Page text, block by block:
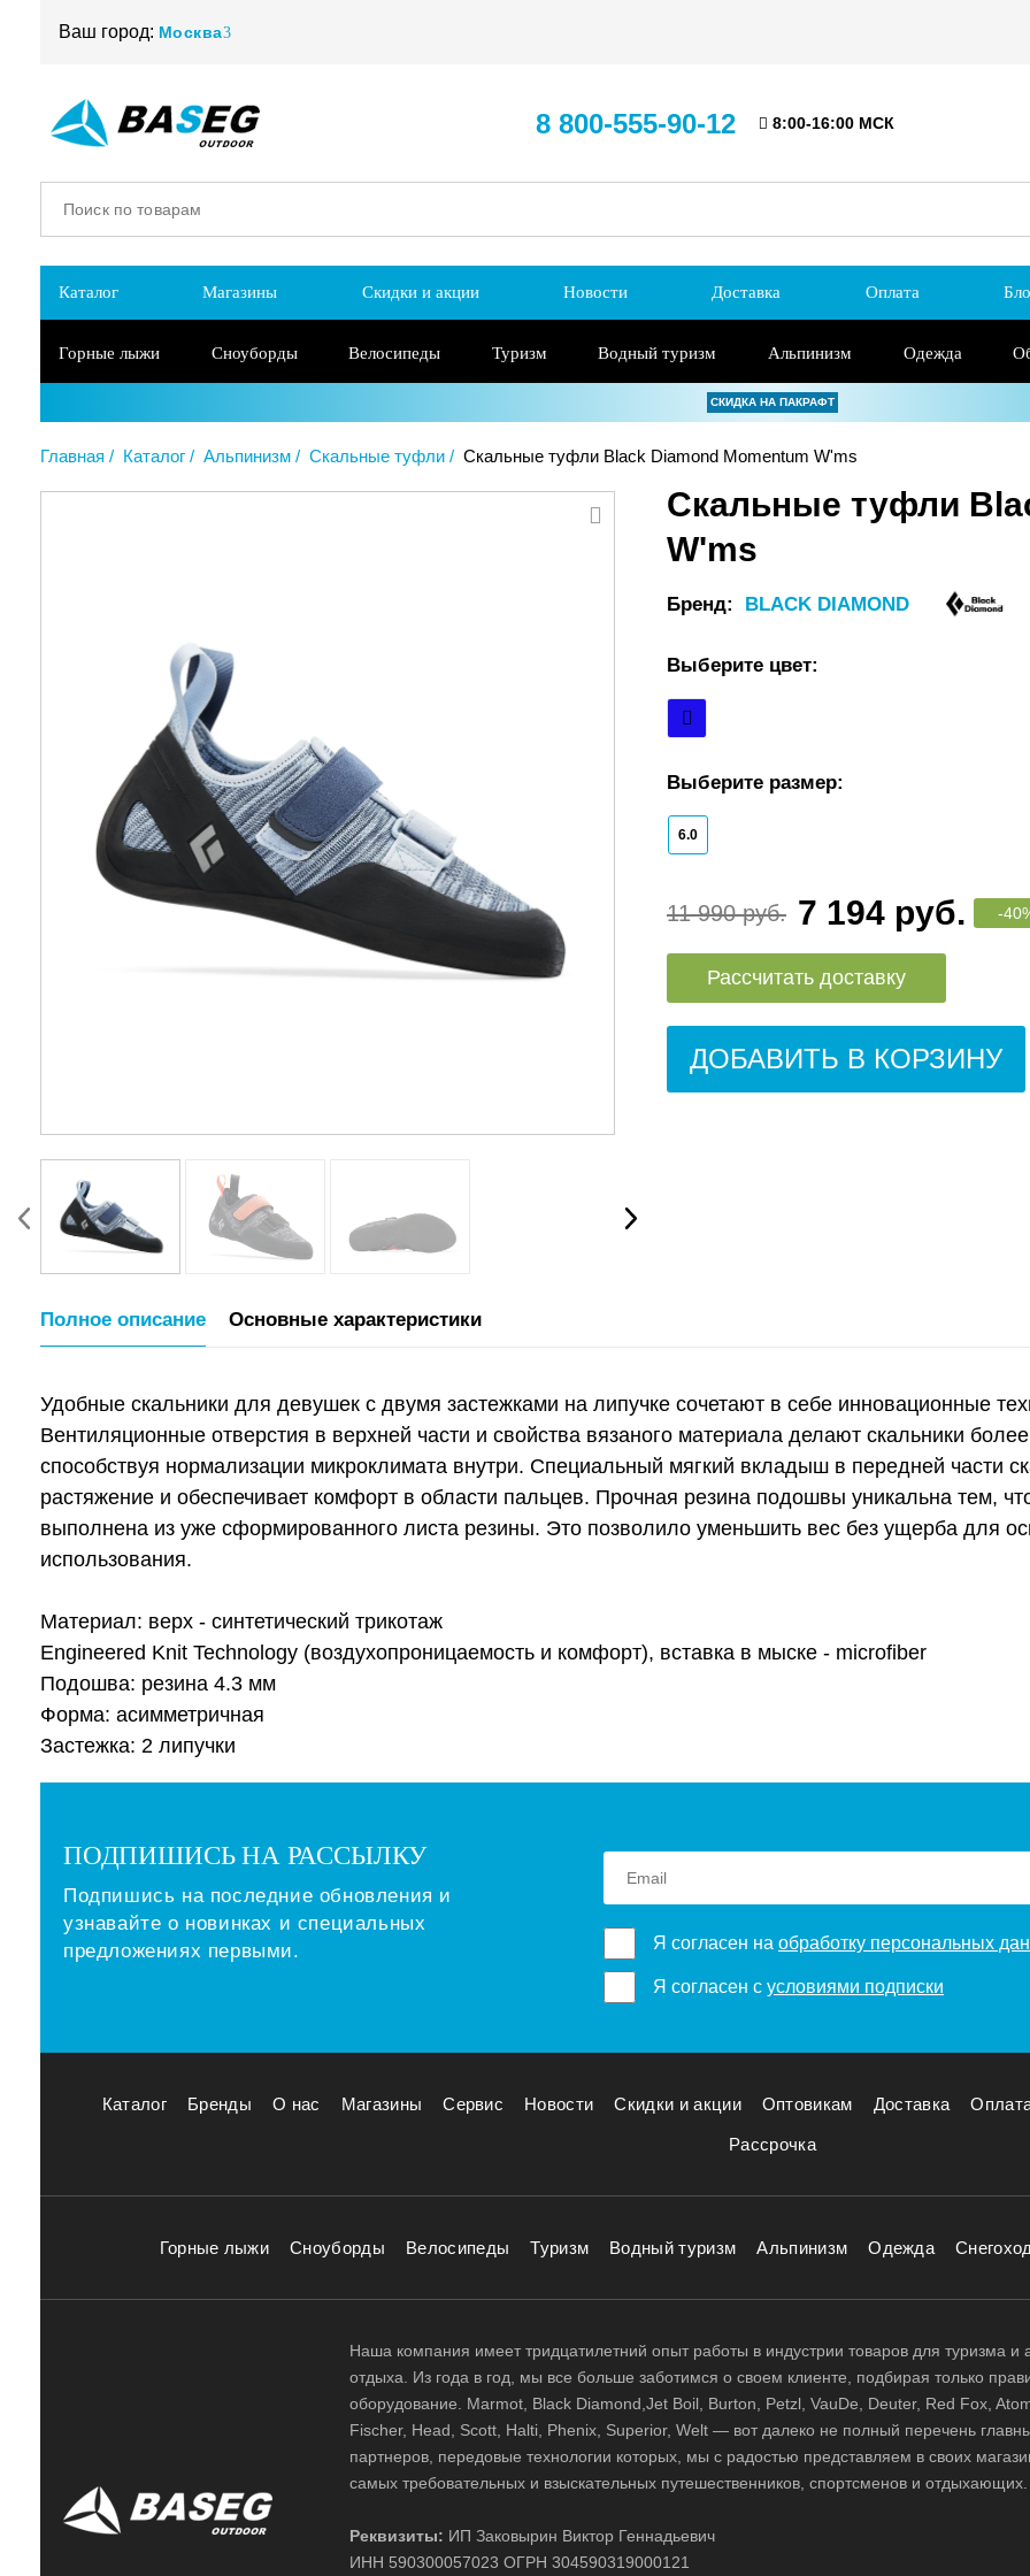
Ваш город: Москва
8 800-555-90-12 8:00-16:00 МСК
Каталог Магазины Скидки и акции Новости Доставка Оплата
Горные лыжи Сноуборды Велосипеды Туризм Водный туризм Альпинизм Одежда
СКИДКА НА ПАКРАФТ
Главная Каталог Альпинизм Скальные туфли Скальные туфли Black Diamond Momentum W'ms
Скальные туфли
W'ms
Бренд: BLACK DIAMOND
Выберите цвет:
Выберите размер:
6.0
11 990 руб. 7 194 руб. -
Рассчитать доставку
ДОБАВИТЬ В КОРЗИНУ
Полное описание Основные характеристики
Удобные скальники для девушек с двумя застежками на липучке сочетают в себе инновационные
Вентиляционные отверстия в верхней части и свойства вязаного материала делают скальники
способствуя нормализации микроклимата внутри. Специальный мягкий вкладыш в передней части
растяжение и обеспечивает комфорт в области пальцев. Прочная резина подошвы уникальна тем,
выполнена из уже сформированного листа резины. Это позволило уменьшить вес без ущерба для
использования.
Материал: верх - синтетический трикотаж
Engineered Knit Technology (воздухопроницаемость и комфорт), вставка в мыске - microfiber
Подошва: резина 4.3 мм
Форма: асимметричная
Застежка: 2 липучки
ПОДПИШИСЬ НА РАССЫЛКУ
Подпишись на последние обновления и
узнавайте о новинках и специальных
предложениях первыми.
Я согласен на обработку персональных
Я согласен с условиями подписки
Каталог Бренды О нас Магазины Сервис Новости Скидки и акции Оптовикам Доставка
Рассрочка
Горные лыжи Сноуборды Велосипеды Туризм Водный туризм Альпинизм Одежда
Наша компания имеет тридцатилетний опыт работы в индустрии товаров для туризма и
отдыха. Из года в год, мы все больше заботимся о своем клиенте, подбирая только
оборудование. Marmot, Black Diamond,Jet Boil, Burton, Petzl, VauDe, Deuter, Red Fox,
Fischer, Head, Scott, Halti, Phenix, Superior, Welt — вот далеко не полный перечень
партнеров, передовые технологии которых, мы с радостью представляем в своих
самых требовательных и взыскательных путешественников, спортсменов и отдыхающих.
Реквизиты: ИП Заковырин Виктор Геннадьевич
ИНН 590300057023 ОГРН 304590319000121